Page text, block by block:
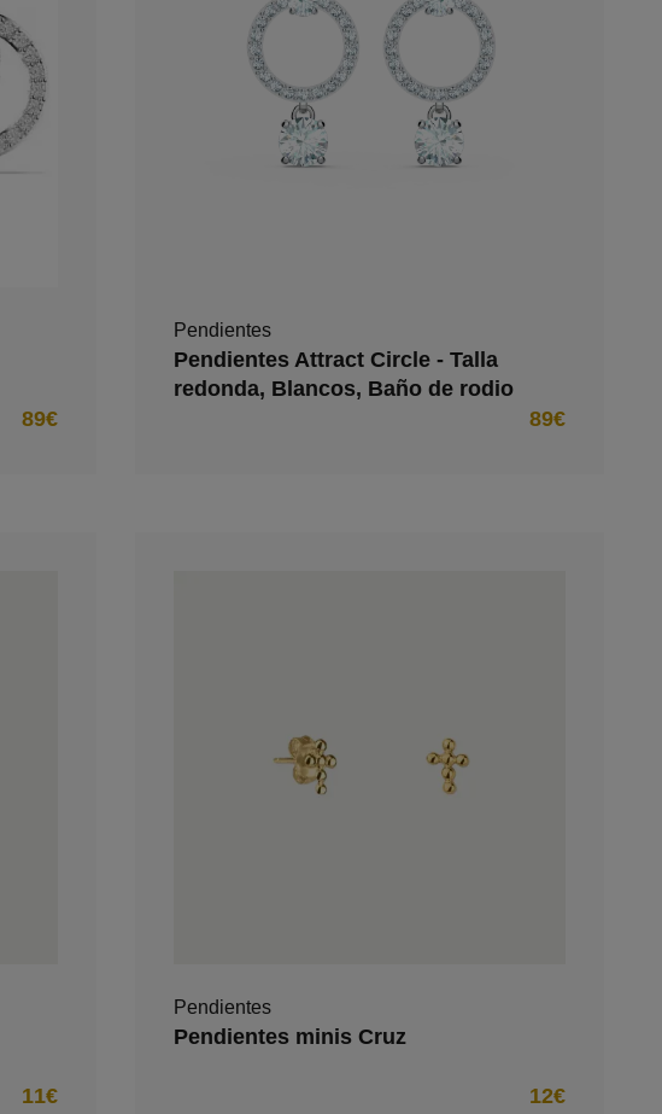
89€
Pendientes
Pendientes Attract Circle - Talla
redonda, Blancos, Baño de rodio
89€
11€
Pendientes
Pendientes minis Cruz
12€